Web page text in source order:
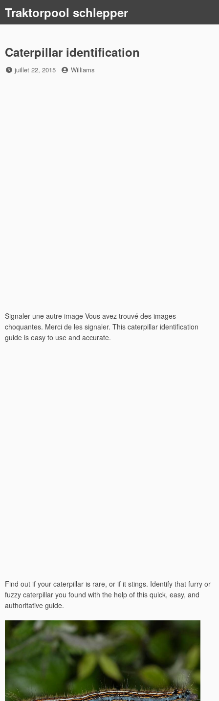
content
Traktorpool schlepper
Caterpillar identification
Posted
juillet 22, 2015 by
Williams
Signaler une autre image Vous avez trouvé des images
choquantes. Merci de les signaler. This caterpillar identification
guide is easy to use and accurate.
Find out if your caterpillar is rare, or if it stings. Identify that furry or
fuzzy caterpillar you found with the help of this quick, easy, and
authoritative guide.